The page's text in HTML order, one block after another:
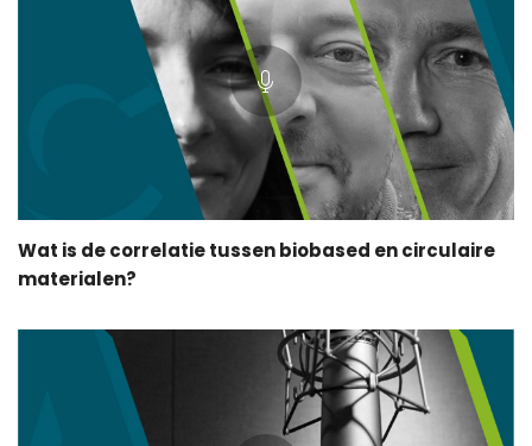
Wat is de correlatie tussen biobased en circulaire
materialen?